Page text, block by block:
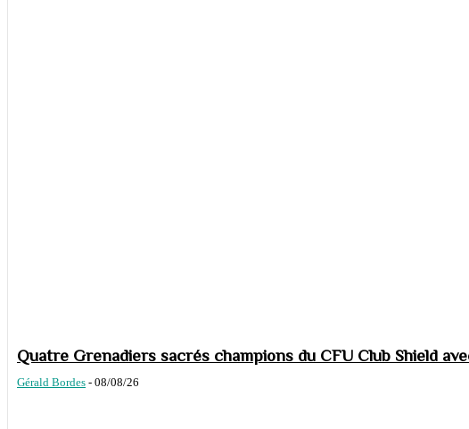
Quatre Grenadiers sacrés champions du CFU Club Shield
Gérald Bordes - 08/08/26